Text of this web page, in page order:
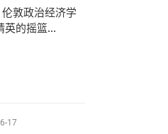
敦政治经济学
英的摇篮...
17